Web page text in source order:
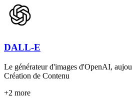
DALL-E
Le générateur d'images d'OpenAI,
Création de Contenu
+2 more